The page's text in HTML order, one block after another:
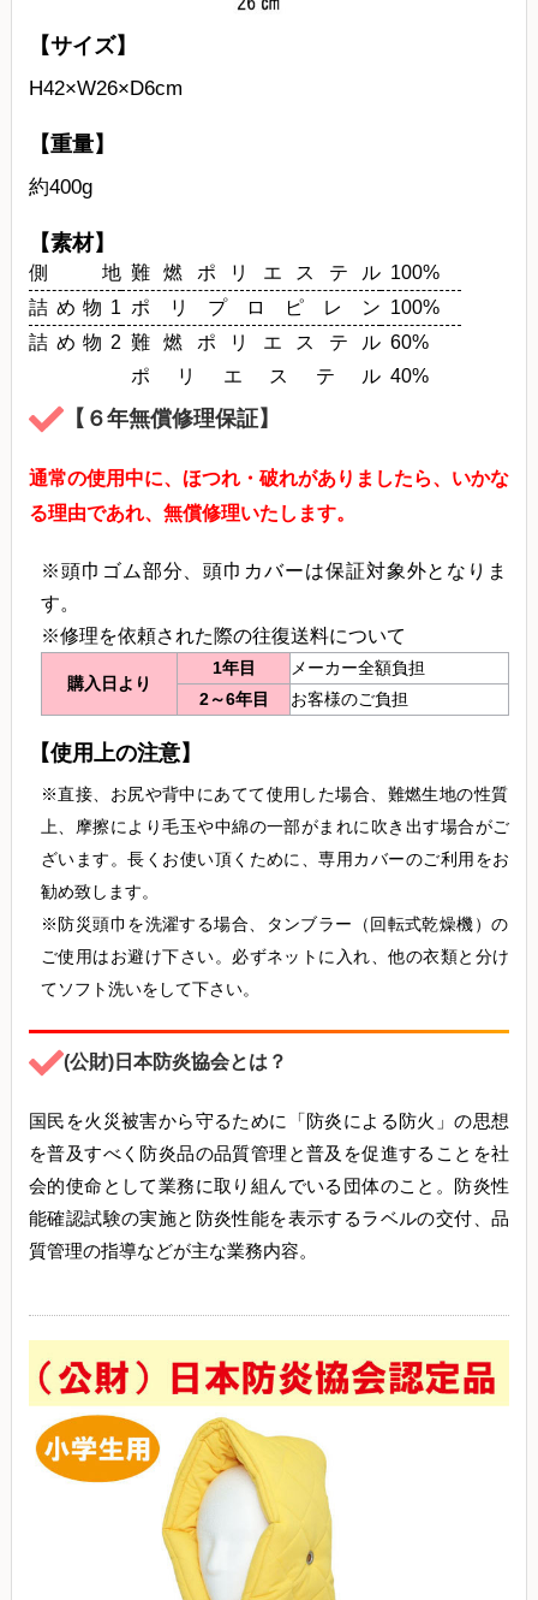
【サイズ】
H42×W26×D6cm
【重量】
約400g
【素材】
側地 難燃ポリエステル 100%
詰め物1 ポリプロピレン 100%
詰め物2 難燃ポリエステル 60%
ポリエステル 40%
【６年無償修理保証】
通常の使用中に、ほつれ・破れがありましたら、いかな
る理由であれ、無償修理いたします。
頭巾ゴム部分、頭巾カバーは保証対象外となりま
す。
修理を依頼された際の往復送料について
購入日より
1年目
メーカー全額負担
2～6年目
お客様のご負担
【使用上の注意】
直接、お尻や背中にあてて使用した場合、難燃生地の性質
上、摩擦により毛玉や中綿の一部がまれに吹き出す場合がご
ざいます。長くお使い頂くために、専用カバーのご利用をお
勧め致します。
防災頭巾を洗濯する場合、タンブラー（回転式乾燥機）の
ご使用はお避け下さい。必ずネットに入れ、他の衣類と分け
てソフト洗いをして下さい。
(公財)日本防炎協会とは？
国民を火災被害から守るために「防炎による防火」の思想
を普及すべく防炎品の品質管理と普及を促進することを社
会的使命として業務に取り組んでいる団体のこと。防炎性
能確認試験の実施と防炎性能を表示するラベルの交付、品
質管理の指導などが主な業務内容。